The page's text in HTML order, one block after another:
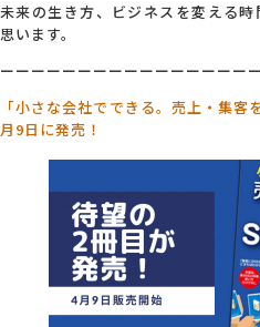
未来の生き方、ビジネスを変える時
思います。
ーーーーーーーーーーーーーーーー
「小さな会社でできる。売上・集客
月9日に発売！